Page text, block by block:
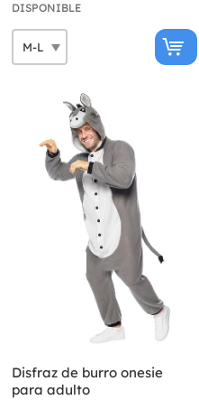
DISPONIBLE
Disfraz de burro onesie
para adulto